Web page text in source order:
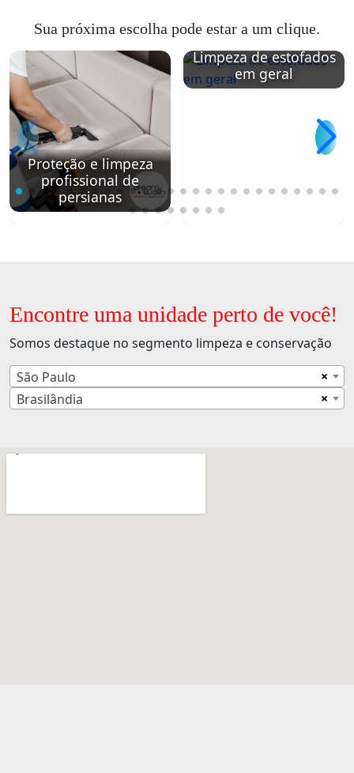
Sua próxima escolha pode estar a um clique.
Proteção e limpeza
profissional de
persianas
Limpeza de estofados
em geral
Encontre uma unidade perto de você!
Somos destaque no segmento limpeza e conservação
×
São Paulo
×
Brasilândia